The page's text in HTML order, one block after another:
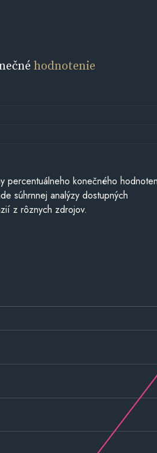
hodnotenie
percentuálneho konečného
súhrnnej analýzy dostupných
z rôznych zdrojov.